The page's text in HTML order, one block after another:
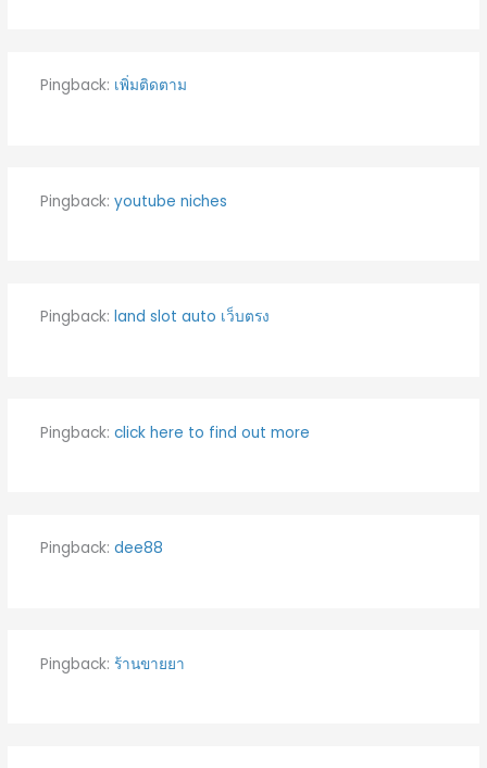
Pingback: เพิ่มติดตาม
Pingback: youtube niches
Pingback: land slot auto เว็บตรง
Pingback: click here to find out more
Pingback: dee88
Pingback: ร้านขายยา